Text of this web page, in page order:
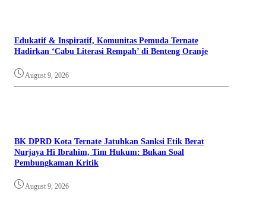
Edukatif & Inspiratif, Komunitas Pemuda Ternate
Hadirkan ‘Cabu Literasi Rempah’ di Benteng Oranje
August 9, 2026
BK DPRD Kota Ternate Jatuhkan Sanksi Etik Berat
Nurjaya Hi Ibrahim, Tim Hukum: Bukan Soal
Pembungkaman Kritik
August 9, 2026